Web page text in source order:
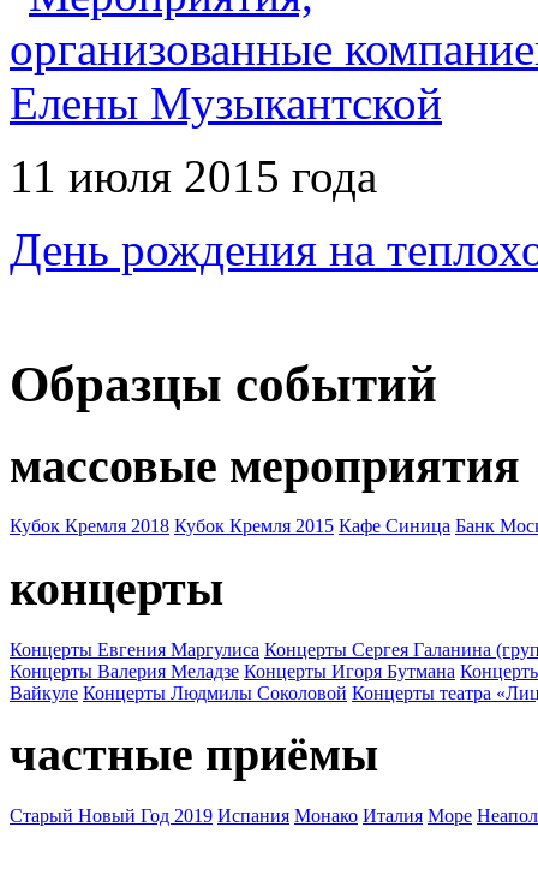
11 июля 2015 года
День рождения на
Образцы событий
массовые мероприятия
Кубок Кремля 2018 Кубок Кремля 2015 Кафе Синица Банк
концерты
Концерты Евгения Маргулиса Концерты Сергея Галанина
Концерты Валерия Меладзе Концерты Игоря Бутмана
Вайкуле Концерты Людмилы Соколовой Концерты театра
частные приёмы
Старый Новый Год 2019 Испания Монако Италия Море